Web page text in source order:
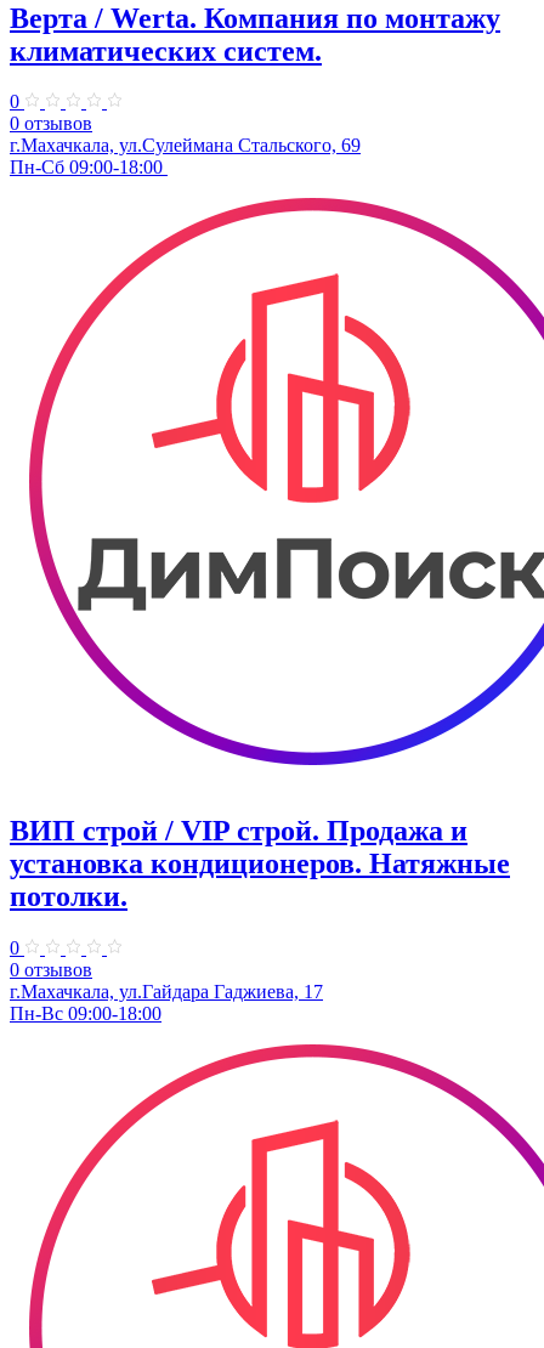
Верта / Werta. ​Компания по монтажу
климатических систем.
0
0 отзывов
г.Махачкала, ул.​​Сулеймана Стальского, 69
Пн-Сб 09:00-18:00 ​
ВИП строй / VIP строй. Продажа и
установка кондиционеров. Натяжные
потолки.
0
0 отзывов
г.Махачкала, ​ул.Гайдара Гаджиева, 17
Пн-Вс 09:00-18:00